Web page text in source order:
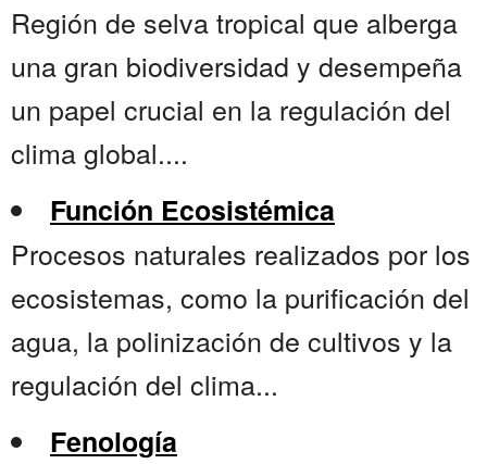
Región de selva tropical que alberga
una gran biodiversidad y desempeña
un papel crucial en la regulación del
clima global....
Función Ecosistémica
Procesos naturales realizados por los
ecosistemas, como la purificación del
agua, la polinización de cultivos y la
regulación del clima...
Fenología